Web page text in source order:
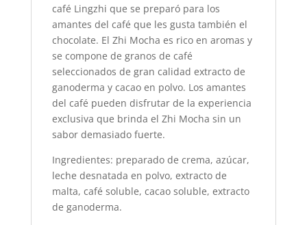
café Lingzhi que se preparó para los
amantes del café que les gusta también el
chocolate. El Zhi Mocha es rico en aromas y
se compone de granos de café
seleccionados de gran calidad extracto de
ganoderma y cacao en polvo. Los amantes
del café pueden disfrutar de la experiencia
exclusiva que brinda el Zhi Mocha sin un
sabor demasiado fuerte.
Ingredientes: preparado de crema, azúcar,
leche desnatada en polvo, extracto de
malta, café soluble, cacao soluble, extracto
de ganoderma.